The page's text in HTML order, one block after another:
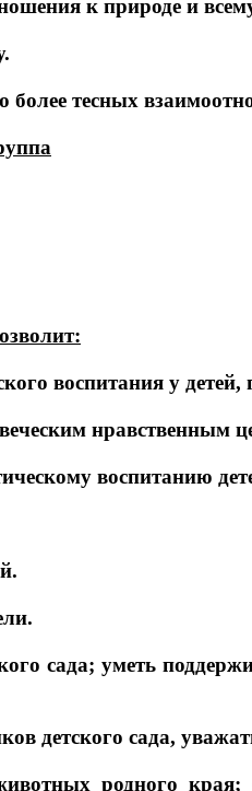
к природе и
более тесных
воспитания у
нравственным
воспитанию
сада; уметь
детского сада,
родного края;